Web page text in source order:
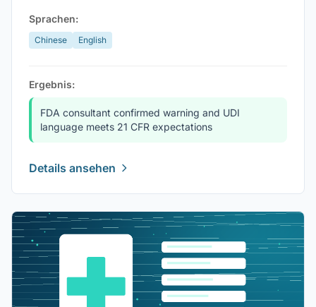
Sprachen:
Chinese English
Ergebnis:
FDA consultant confirmed warning and UDI
language meets 21 CFR expectations
Details ansehen